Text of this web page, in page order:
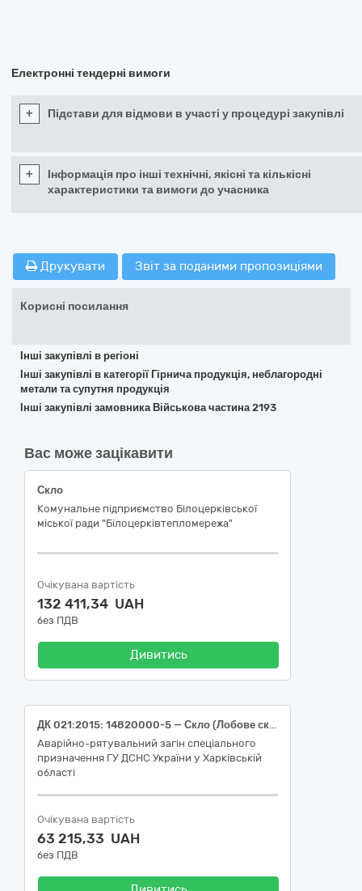
Електронні тендерні вимоги
+ Підстави для відмови в участі у процедурі закупівлі
+
Інформація про інші технічні, якісні та кількісні
характеристики та вимоги до учасника
Друкувати Звіт за поданими пропозиціями
Корисні посилання
Інші закупівлі в регіоні
Інші закупівлі в категорії Гірнича продукція, неблагородні
метали та супутня продукція
Інші закупівлі замовника Військова частина 2193
Вас може зацікавити
Скло
Комунальне підприємство Білоцерківської
міської ради "Білоцерківтепломережа"
Очікувана вартість
132 411,34 UAH
без ПДВ
Дивитись
ДК 021:2015: 14820000-5 — Скло (Лобове скло, Ущільнювачі або еквівалент)
Аварійно-рятувальний загін спеціального
призначення ГУ ДСНС України у Харківській
області
Очікувана вартість
63 215,33 UAH
без ПДВ